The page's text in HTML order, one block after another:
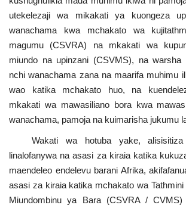
English Swahili español
French Arabic
utekelezaji wa mikakati ya kuongeza
wanachama kwa mchakato wa
magumu (CSVRA) na mkakati wa
miundo na upinzani (CSVMS), na warsha
nchi wanachama zana na maarifa muhimu
wao katika mchakato huo, na
mkakati wa mawasiliano bora kwa
wanachama, pamoja na kuimarisha jukumu
Wakati wa hotuba yake, alisisitiza
linalofanywa na asasi za kiraia katika
maendeleo endelevu barani Afrika,
asasi za kiraia katika mchakato wa
Miundombinu ya Bara (CSVRA /